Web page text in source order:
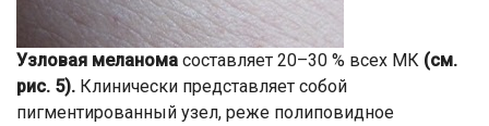
Узловая меланома составляет 20–30 % всех МК (см.
рис. 5). Клинически представляет собой
пигментированный узел, реже полиповидное